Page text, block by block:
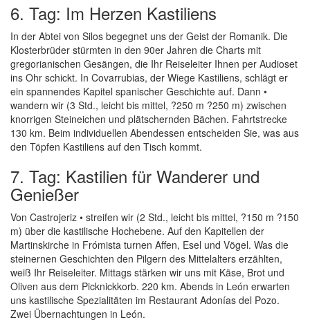
6. Tag: Im Herzen Kastiliens
In der Abtei von Silos begegnet uns der Geist der Romanik. Die
Klosterbrüder stürmten in den 90er Jahren die Charts mit
gregorianischen Gesängen, die Ihr Reiseleiter Ihnen per Audioset
ins Ohr schickt. In Covarrubias, der Wiege Kastiliens, schlägt er
ein spannendes Kapitel spanischer Geschichte auf. Dann •
wandern wir (3 Std., leicht bis mittel, ?250 m ?250 m) zwischen
knorrigen Steineichen und plätschernden Bächen. Fahrtstrecke
130 km. Beim individuellen Abendessen entscheiden Sie, was aus
den Töpfen Kastiliens auf den Tisch kommt.
7. Tag: Kastilien für Wanderer und
Genießer
Von Castrojeriz • streifen wir (2 Std., leicht bis mittel, ?150 m ?150
m) über die kastilische Hochebene. Auf den Kapitellen der
Martinskirche in Frómista turnen Affen, Esel und Vögel. Was die
steinernen Geschichten den Pilgern des Mittelalters erzählten,
weiß Ihr Reiseleiter. Mittags stärken wir uns mit Käse, Brot und
Oliven aus dem Picknickkorb. 220 km. Abends in León erwarten
uns kastilische Spezialitäten im Restaurant Adonías del Pozo.
Zwei Übernachtungen in León.